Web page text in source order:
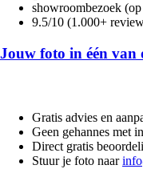
showroombezoek
9.5/10 (1.000+
Jouw foto in één van
Gratis advies en
Geen gehannes met
Direct gratis
Stuur je foto naar